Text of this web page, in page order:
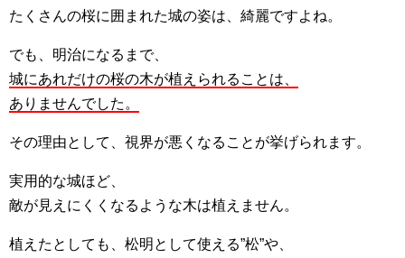
たくさんの桜に囲まれた城の姿は、綺麗ですよね。
でも、明治になるまで、
城にあれだけの桜の木が植えられることは、
ありませんでした。
その理由として、視界が悪くなることが挙げられます。
実用的な城ほど、
敵が見えにくくなるような木は植えません。
植えたとしても、松明として使える”松”や、